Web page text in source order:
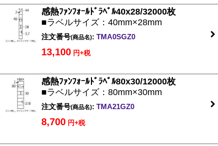
感熱ﾌｧﾝﾌｫｰﾙﾄﾞﾗﾍﾞﾙ40x28/32000枚
■ラベルサイズ：40mm×28mm
注文番号(商品名): TMA0SGZ0
13,100 円+税
感熱ﾌｧﾝﾌｫｰﾙﾄﾞﾗﾍﾞﾙ80x30/12000枚
■ラベルサイズ：80mm×30mm
注文番号(商品名): TMA21GZ0
8,700 円+税